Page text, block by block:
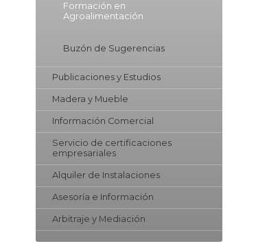
Formación en
Agroalimentación
Buzón de Sugerencias
Publicaciones y Estudios
Madera y Mueble
Información Comercial
Servicio de certificaciones
empresariales
Alquiler de Instalaciones
Asesoría e Información
Arbitraje y Mediación